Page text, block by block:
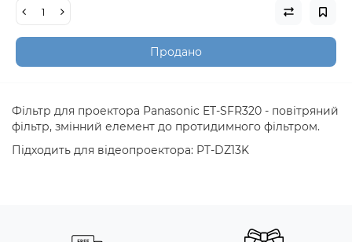
Продано
Фільтр для проектора Panasonic ET-SFR320 - повітряний
фільтр, змінний елемент до протидимного фільтром.
Підходить для відеопроектора: PT-DZ13K